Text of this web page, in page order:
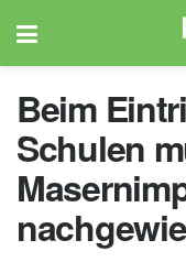
Beim
Schulen